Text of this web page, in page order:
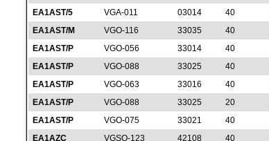
EA1AST/5
VGA-011 03014 40
EA1AST/M
VGO-116 33035 40
EA1AST/P
VGO-056 33014 40
EA1AST/P
VGO-088 33025 40
EA1AST/P
VGO-063 33016 40
EA1AST/P
VGO-088 33025 20
EA1AST/P
VGO-075 33021 40
EA1AZC
VGSO-123 42108 40